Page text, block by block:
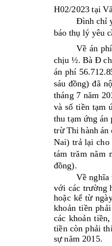
H02/2023 tại V
Đình chỉ
báo thụ lý yêu c
Về án phí
chịu ½. Bà Đ ch
án phí 56.712.8
sáu đồng) đã nộ
tháng 7 năm
và số tiền tạm
thu tạm ứng án
trừ Thi hành án
Nai) trả lại cho
tám trăm năm
đồng).
Về nghĩa
với các trường
hoặc kể từ ngà
khoản tiền phải
các khoản tiền,
tiền còn phải
sự năm 2015.